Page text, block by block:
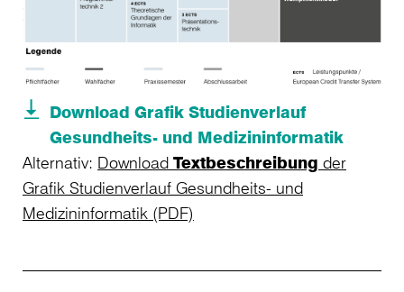
Download Grafik Studienverlauf
Gesundheits- und Medizininformatik
Alternativ: Download Textbeschreibung der
Grafik Studienverlauf Gesundheits- und
Medizininformatik (PDF)